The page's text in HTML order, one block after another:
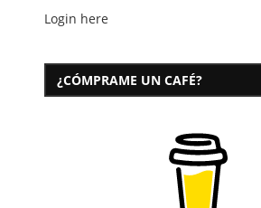
Login here
¿CÓMPRAME UN CAFÉ?